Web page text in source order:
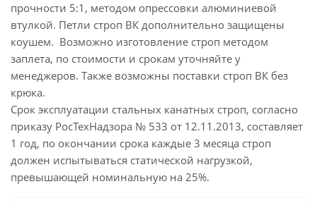
прочности 5:1, методом опрессовки алюминиевой
втулкой. Петли строп ВК дополнительно защищены
коушем. Возможно изготовление строп методом
заплета, по стоимости и срокам уточняйте у
менеджеров. Также возможны поставки строп ВК без
крюка.
Срок эксплуатации стальных канатных строп, согласно
приказу РосТехНадзора № 533 от 12.11.2013, составляет
1 год, по окончании срока каждые 3 месяца строп
должен испытываться статической нагрузкой,
превышающей номинальную на 25%.